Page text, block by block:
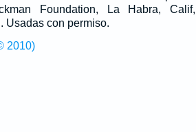
Foundation, La Habra, Calif,
. Usadas con permiso.
2010)